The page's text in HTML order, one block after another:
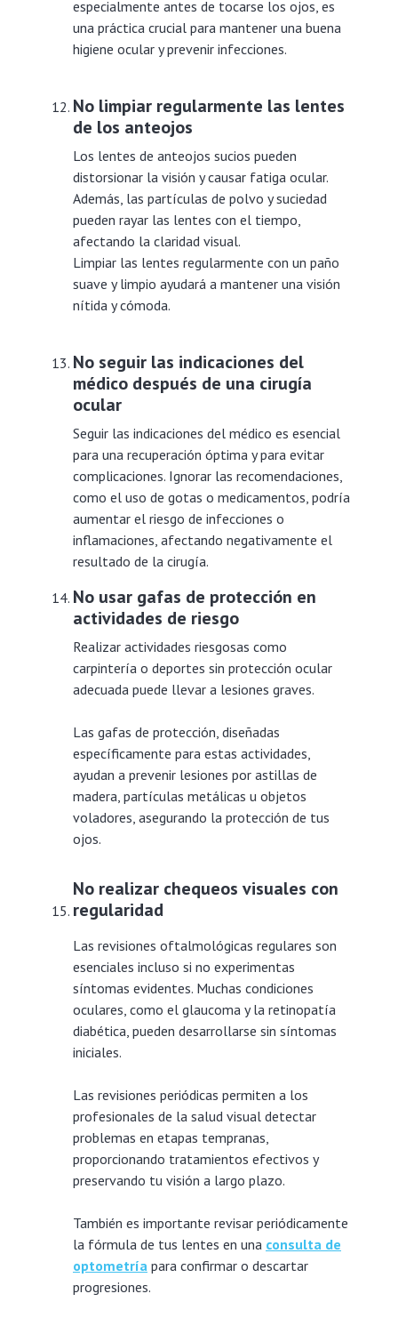
especialmente antes de tocarse los ojos, es
una práctica crucial para mantener una buena
higiene ocular y prevenir infecciones.
No limpiar regularmente las lentes
de los anteojos
Los lentes de anteojos sucios pueden
distorsionar la visión y causar fatiga ocular.
Además, las partículas de polvo y suciedad
pueden rayar las lentes con el tiempo,
afectando la claridad visual.
Limpiar las lentes regularmente con un paño
suave y limpio ayudará a mantener una visión
nítida y cómoda.
No seguir las indicaciones del
médico después de una cirugía
ocular
Seguir las indicaciones del médico es esencial
para una recuperación óptima y para evitar
complicaciones. Ignorar las recomendaciones,
como el uso de gotas o medicamentos, podría
aumentar el riesgo de infecciones o
inflamaciones, afectando negativamente el
resultado de la cirugía.
No usar gafas de protección en
actividades de riesgo
Realizar actividades riesgosas como
carpintería o deportes sin protección ocular
adecuada puede llevar a lesiones graves.
Las gafas de protección, diseñadas
específicamente para estas actividades,
ayudan a prevenir lesiones por astillas de
madera, partículas metálicas u objetos
voladores, asegurando la protección de tus
ojos.
No realizar chequeos visuales con
regularidad
Las revisiones oftalmológicas regulares son
esenciales incluso si no experimentas
síntomas evidentes. Muchas condiciones
oculares, como el glaucoma y la retinopatía
diabética, pueden desarrollarse sin síntomas
iniciales.
Las revisiones periódicas permiten a los
profesionales de la salud visual detectar
problemas en etapas tempranas,
proporcionando tratamientos efectivos y
preservando tu visión a largo plazo.
También es importante revisar periódicamente
la fórmula de tus lentes en una consulta de
optometría para confirmar o descartar
progresiones.